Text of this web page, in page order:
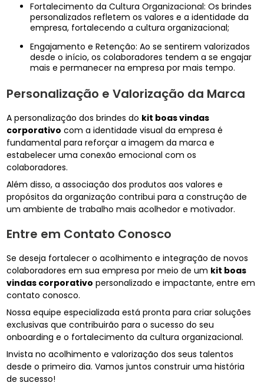
Fortalecimento da Cultura Organizacional: Os brindes
personalizados refletem os valores e a identidade da
empresa, fortalecendo a cultura organizacional;
Engajamento e Retenção: Ao se sentirem valorizados
desde o início, os colaboradores tendem a se engajar
mais e permanecer na empresa por mais tempo.
Personalização e Valorização da Marca
A personalização dos brindes do kit boas vindas
corporativo com a identidade visual da empresa é
fundamental para reforçar a imagem da marca e
estabelecer uma conexão emocional com os
colaboradores.
Além disso, a associação dos produtos aos valores e
propósitos da organização contribui para a construção de
um ambiente de trabalho mais acolhedor e motivador.
Entre em Contato Conosco
Se deseja fortalecer o acolhimento e integração de novos
colaboradores em sua empresa por meio de um kit boas
vindas corporativo personalizado e impactante, entre em
contato conosco.
Nossa equipe especializada está pronta para criar soluções
exclusivas que contribuirão para o sucesso do seu
onboarding e o fortalecimento da cultura organizacional.
Invista no acolhimento e valorização dos seus talentos
desde o primeiro dia. Vamos juntos construir uma história
de sucesso!